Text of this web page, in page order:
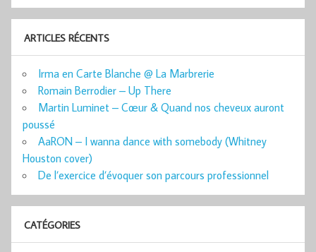
ARTICLES RÉCENTS
Irma en Carte Blanche @ La Marbrerie
Romain Berrodier – Up There
Martin Luminet – Cœur & Quand nos cheveux auront
poussé
AaRON – I wanna dance with somebody (Whitney
Houston cover)
De l’exercice d’évoquer son parcours professionnel
CATÉGORIES